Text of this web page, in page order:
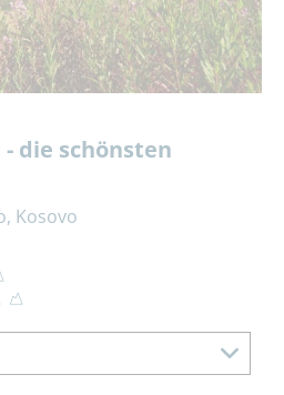
die schönsten
Kosovo